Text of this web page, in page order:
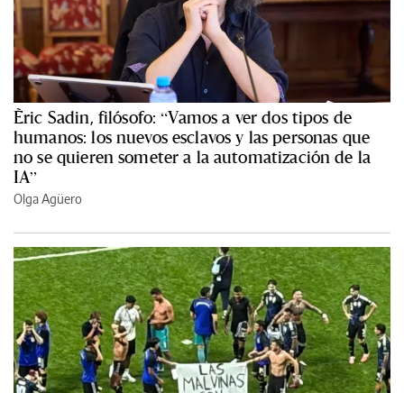
Èric Sadin, filósofo: “Vamos a ver dos tipos de
humanos: los nuevos esclavos y las personas que
no se quieren someter a la automatización de la
IA”
Olga Agüero